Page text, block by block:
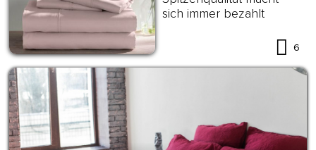
sich immer bezahlt
6